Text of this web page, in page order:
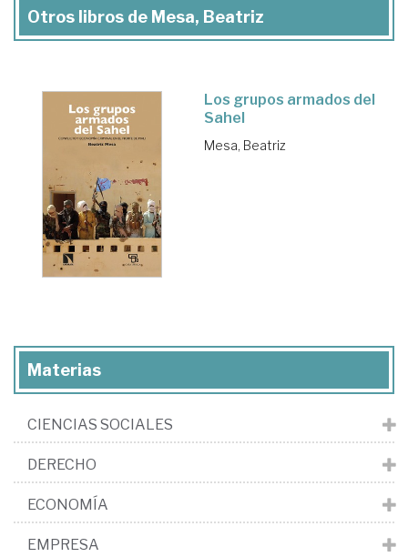
Otros libros de Mesa, Beatriz
Los grupos armados del
Sahel
Mesa, Beatriz
Materias
CIENCIAS SOCIALES
DERECHO
ECONOMÍA
EMPRESA